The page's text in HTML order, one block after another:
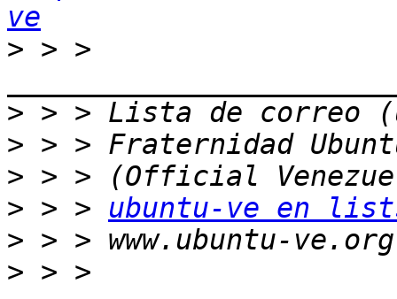
ve
> > >
>
>
>
> > > ubuntu-ve en
>
> > >